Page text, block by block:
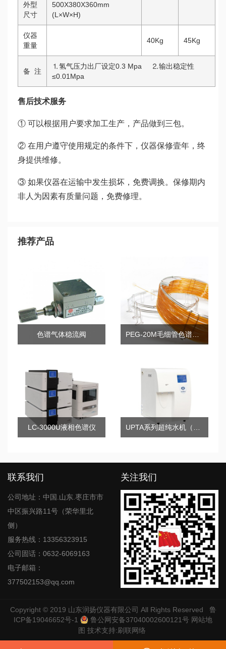
外型
尺寸
500X380X360mm
(L×W×H)
仪器
重量
40Kg 45Kg
备 注
⒈氢气压力出厂设定0.3 Mpa ⒉输出稳定性
≤0.01Mpa
售后技术服务
① 可以根据用户要求加工生产，产品做到三包。
② 在用户遵守使用规定的条件下，仪器保修壹年，终
身提供维修。
③ 如果仪器在运输中发生损坏，免费调换。保修期内
非人为因素有质量问题，免费修理。
推荐产品
色谱气体稳流阀
LC-3000U液相色谱仪
联系我们
公司地址：中国.山东.枣庄市市
中区振兴路11号（荣华里北
侧）
服务热线：13356323915
公司固话：0632-6069163
电子邮箱：
377502153@qq.com
关注我们
Copyright © 2019 山东润扬仪器有限公司 All Rights Reserved 鲁
ICP备19046652号-1
鲁公网安备37040002600121号 网站地
图 技术支持:刷联网络